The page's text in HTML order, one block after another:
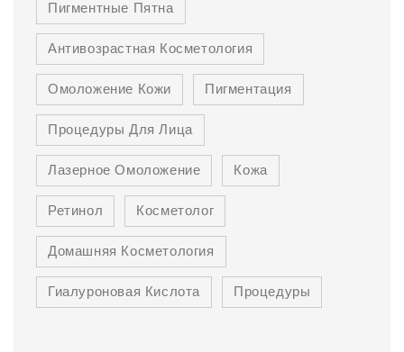
Пигментные Пятна
Антивозрастная Косметология
Омоложение Кожи
Пигментация
Процедуры Для Лица
Лазерное Омоложение
Кожа
Ретинол
Косметолог
Домашняя Косметология
Гиалуроновая Кислота
Процедуры